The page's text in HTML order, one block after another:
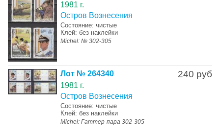
1981 г.
Остров Вознесения
Состояние: чистые
Клей: без наклейки
Michel: № 302-305
240 руб
Лот № 264340
1981 г.
Остров Вознесения
Состояние: чистые
Клей: без наклейки
Michel: Гаттер-пара 302-305